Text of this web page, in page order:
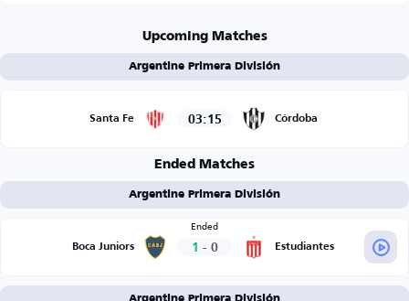
Upcoming Matches
Argentine Primera División
Santa Fe 03:15 Córdoba
Ended Matches
Argentine Primera División
Boca Juniors
Ended
1 - 0 Estudiantes